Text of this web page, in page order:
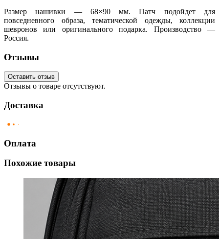
Размер нашивки — 68×90 мм. Патч подойдет для
повседневного образа, тематической одежды, коллекции
шевронов или оригинального подарка. Производство —
Россия.
Отзывы
Оставить отзыв
Отзывы о товаре отсутствуют.
Доставка
Оплата
Похожие товары